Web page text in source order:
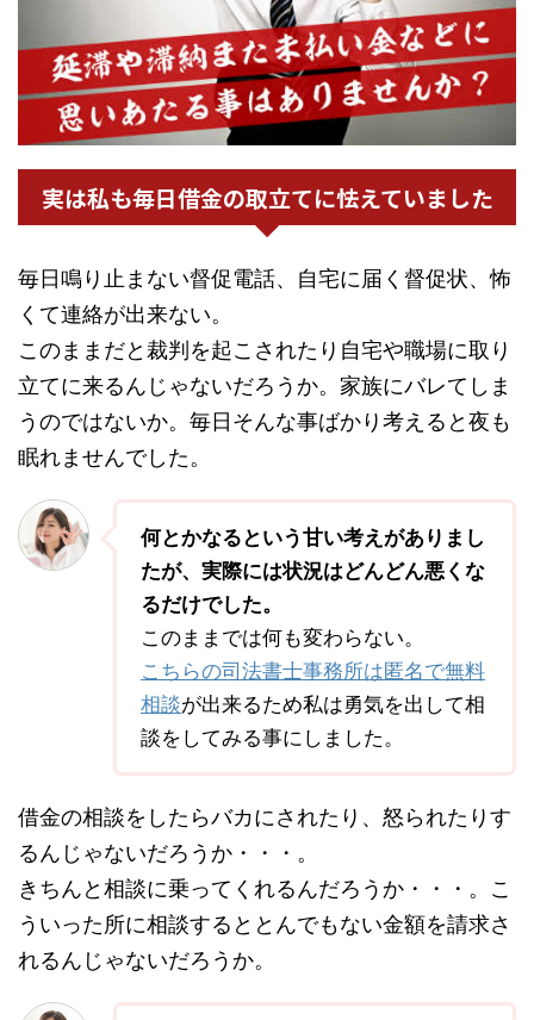
実は私も毎日借金の取立てに怯えていました
毎日鳴り止まない督促電話、自宅に届く督促状、怖
くて連絡が出来ない。
このままだと裁判を起こされたり自宅や職場に取り
立てに来るんじゃないだろうか。家族にバレてしま
うのではないか。毎日そんな事ばかり考えると夜も
眠れませんでした。
何とかなるという甘い考えがありまし
たが、実際には状況はどんどん悪くな
るだけでした。
このままでは何も変わらない。
こちらの司法書士事務所は匿名で無料
相談が出来るため私は勇気を出して相
談をしてみる事にしました。
借金の相談をしたらバカにされたり、怒られたりす
るんじゃないだろうか・・・。
きちんと相談に乗ってくれるんだろうか・・・。こ
ういった所に相談するととんでもない金額を請求さ
れるんじゃないだろうか。